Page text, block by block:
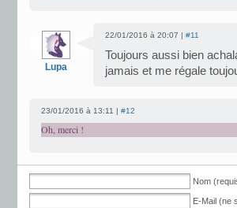
Lupa
22/01/2016 à 20:07 | #11
Toujours aussi bien
jamais et me régale
23/01/2016 à 13:11 | #12
Oh, merci !
Nom
E-Mail (ne